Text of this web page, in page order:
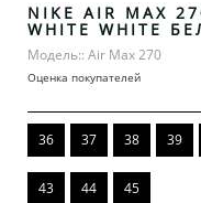
NIKE AIR MAX
WHITE WHITE
Модель:: Air Max 270
Оценка покупателей
36 37 38 39
43 44 45